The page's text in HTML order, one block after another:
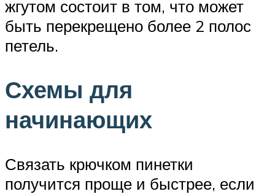
жгутом состоит в том, что может
быть перекрещено более 2 полос
петель.
Схемы для
начинающих
Связать крючком пинетки
получится проще и быстрее, если